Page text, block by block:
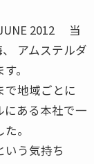
2012 当
アムステルダ
。
で地域ごとに
にある本社で一
。
いう気持ち